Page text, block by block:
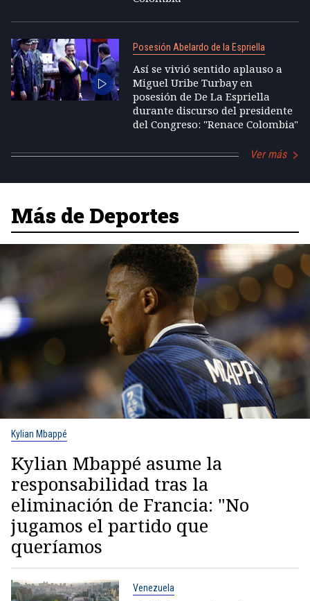
Posesión Abelardo de la Espriella
Así se vivió sentido aplauso a
Miguel Uribe Turbay en
posesión de De La Espriella
durante discurso del presidente
del Congreso: "Renace Colombia"
Ver más
Más de Deportes
Kylian Mbappé
Kylian Mbappé asume la
responsabilidad tras la
eliminación de Francia: "No
jugamos el partido que
queríamos
Venezuela